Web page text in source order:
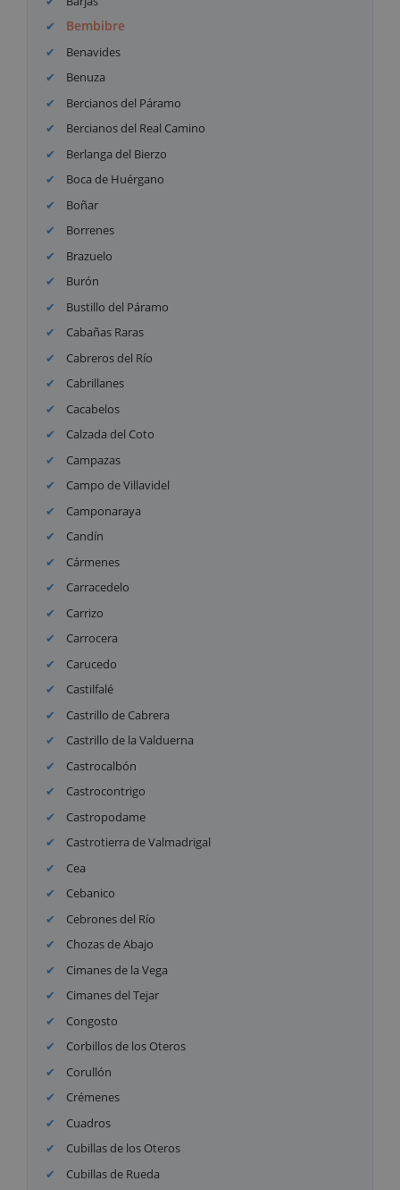
Bembibre
Benavides
Benuza
Bercianos del Páramo
Bercianos del Real Camino
Berlanga del Bierzo
Boca de Huérgano
Boñar
Borrenes
Brazuelo
Burón
Bustillo del Páramo
Cabañas Raras
Cabreros del Río
Cabrillanes
Cacabelos
Calzada del Coto
Campazas
Campo de Villavidel
Camponaraya
Candín
Cármenes
Carracedelo
Carrizo
Carrocera
Carucedo
Castilfalé
Castrillo de Cabrera
Castrillo de la Valduerna
Castrocalbón
Castrocontrigo
Castropodame
Castrotierra de Valmadrigal
Cea
Cebanico
Cebrones del Río
Chozas de Abajo
Cimanes de la Vega
Cimanes del Tejar
Congosto
Corbillos de los Oteros
Corullón
Crémenes
Cuadros
Cubillas de los Oteros
Cubillas de Rueda